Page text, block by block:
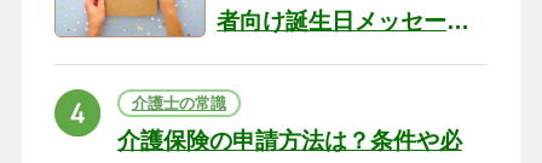
者向け誕生日メッセージ
ト
介護士の常識
介護保険の申請方法は？条件や必